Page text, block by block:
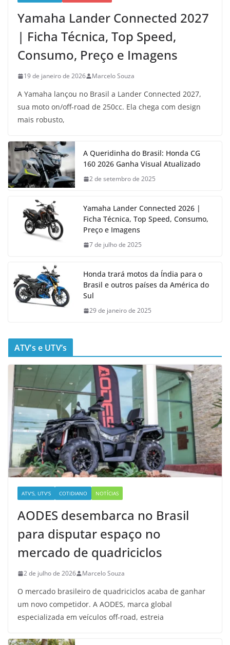
Yamaha Lander Connected 2027
| Ficha Técnica, Top Speed,
Consumo, Preço e Imagens
19 de janeiro de 2026 Marcelo Souza
A Yamaha lançou no Brasil a Lander Connected 2027,
sua moto on/off-road de 250cc. Ela chega com design
mais robusto,
A Queridinha do Brasil: Honda CG
160 2026 Ganha Visual Atualizado
2 de setembro de 2025
Yamaha Lander Connected 2026 |
Ficha Técnica, Top Speed, Consumo,
Preço e Imagens
7 de julho de 2025
Honda trará motos da Índia para o
Brasil e outros países da América do
Sul
29 de janeiro de 2025
ATV’s e UTV’s
ATV'S, UTV'S COTIDIANO NOTÍCIAS
AODES desembarca no Brasil
para disputar espaço no
mercado de quadriciclos
2 de julho de 2026 Marcelo Souza
O mercado brasileiro de quadriciclos acaba de ganhar
um novo competidor. A AODES, marca global
especializada em veículos off-road, estreia